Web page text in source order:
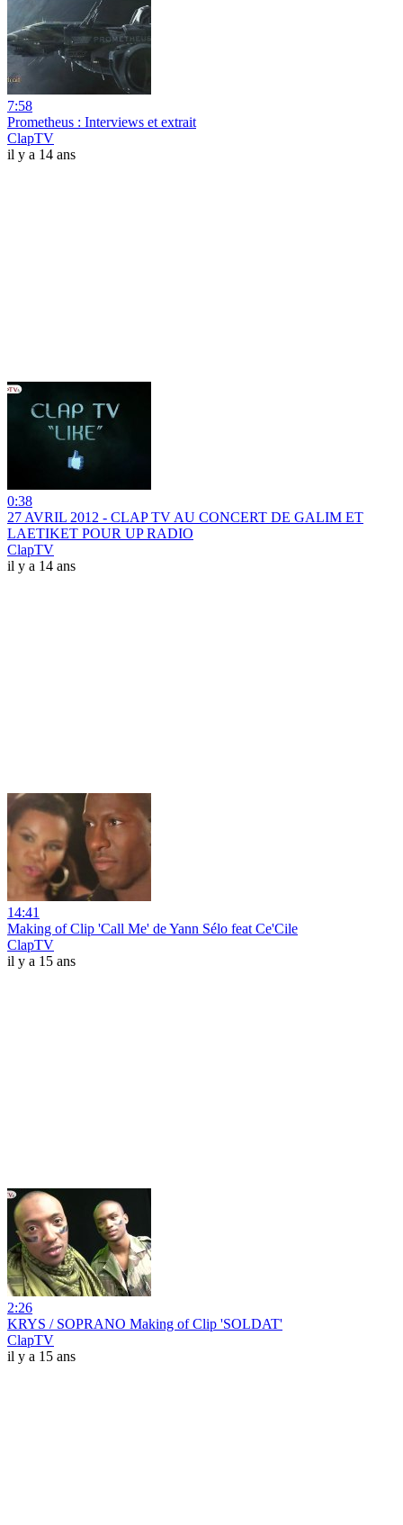
7:58
Prometheus : Interviews et extrait
ClapTV
il y a 14 ans
0:38
27 AVRIL 2012 - CLAP TV AU CONCERT DE GALIM ET
LAETIKET POUR UP RADIO
ClapTV
il y a 14 ans
14:41
Making of Clip 'Call Me' de Yann Sélo feat Ce'Cile
ClapTV
il y a 15 ans
2:26
KRYS / SOPRANO Making of Clip 'SOLDAT'
ClapTV
il y a 15 ans